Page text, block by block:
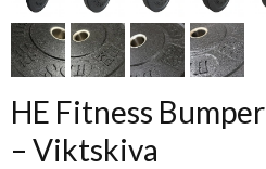
HE Fitness
– Viktskiva